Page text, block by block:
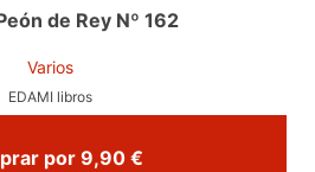
de Rey Nº 162
Varios
EDAMI libros
Comprar por 9,90 €